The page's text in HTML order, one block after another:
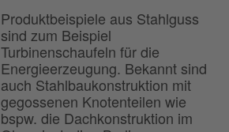
Produktbeispiele aus Stahlguss
sind zum Beispiel
Turbinenschaufeln für die
Energieerzeugung. Bekannt sind
auch Stahlbaukonstruktion mit
gegossenen Knotenteilen wie
bspw. die Dachkonstruktion im